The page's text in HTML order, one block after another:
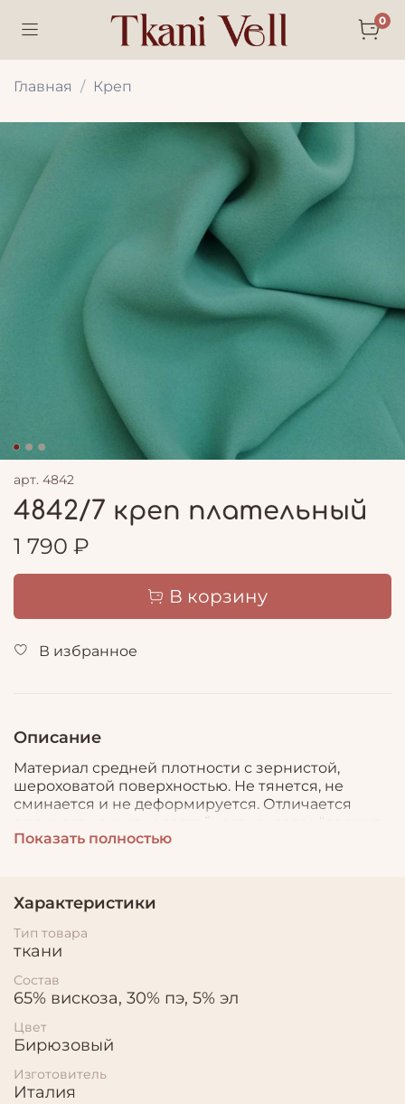
0
Главная Креп
арт. 4842
4842/7 креп плательный
1 790 ₽
В корзину
В избранное
Описание
Материал средней плотности с зернистой,
шероховатой поверхностью. Не тянется, не
сминается и не деформируется. Отличается
прочностью и износостойкостью, долго "держит
цвет" и не требует особого ухода. Используют
Показать полностью
Характеристики
Тип товара
ткани
Состав
65% вискоза, 30% пэ, 5% эл
Цвет
Бирюзовый
Изготовитель
Италия